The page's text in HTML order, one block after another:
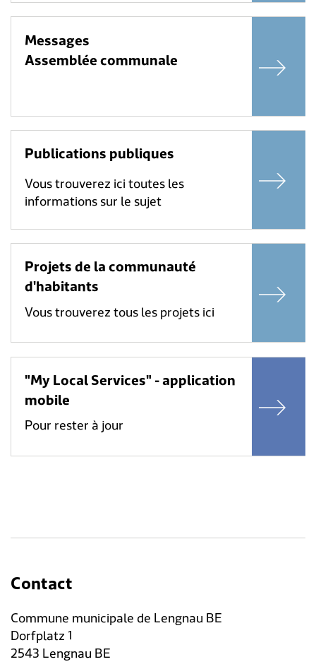
Messages
Assemblée communale
Publications publiques
Vous trouverez ici toutes les
informations sur le sujet
Projets de la communauté
d'habitants
Vous trouverez tous les projets ici
"My Local Services" - application
mobile
Pour rester à jour
Contact
Commune municipale de Lengnau BE
Dorfplatz 1
2543 Lengnau BE